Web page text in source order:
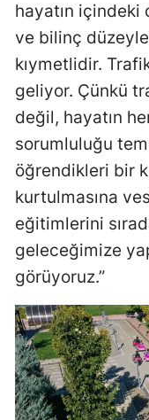
hayatın içindeki
ve bilinç
kıymetlidir.
geliyor. Çünkü
değil, hayatın
sorumluluğu
öğrendikleri bir
kurtulmasına
eğitimlerini
geleceğimize
görüyoruz.”